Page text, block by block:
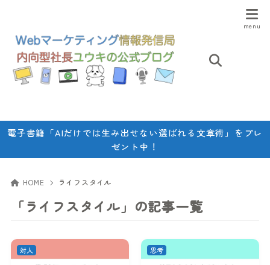
電子書籍「AIだけでは生み出せない選ばれる文章術」をプレ
ゼント中！
HOME ライフスタイル
「ライフスタイル」の記事一覧
対人 思考